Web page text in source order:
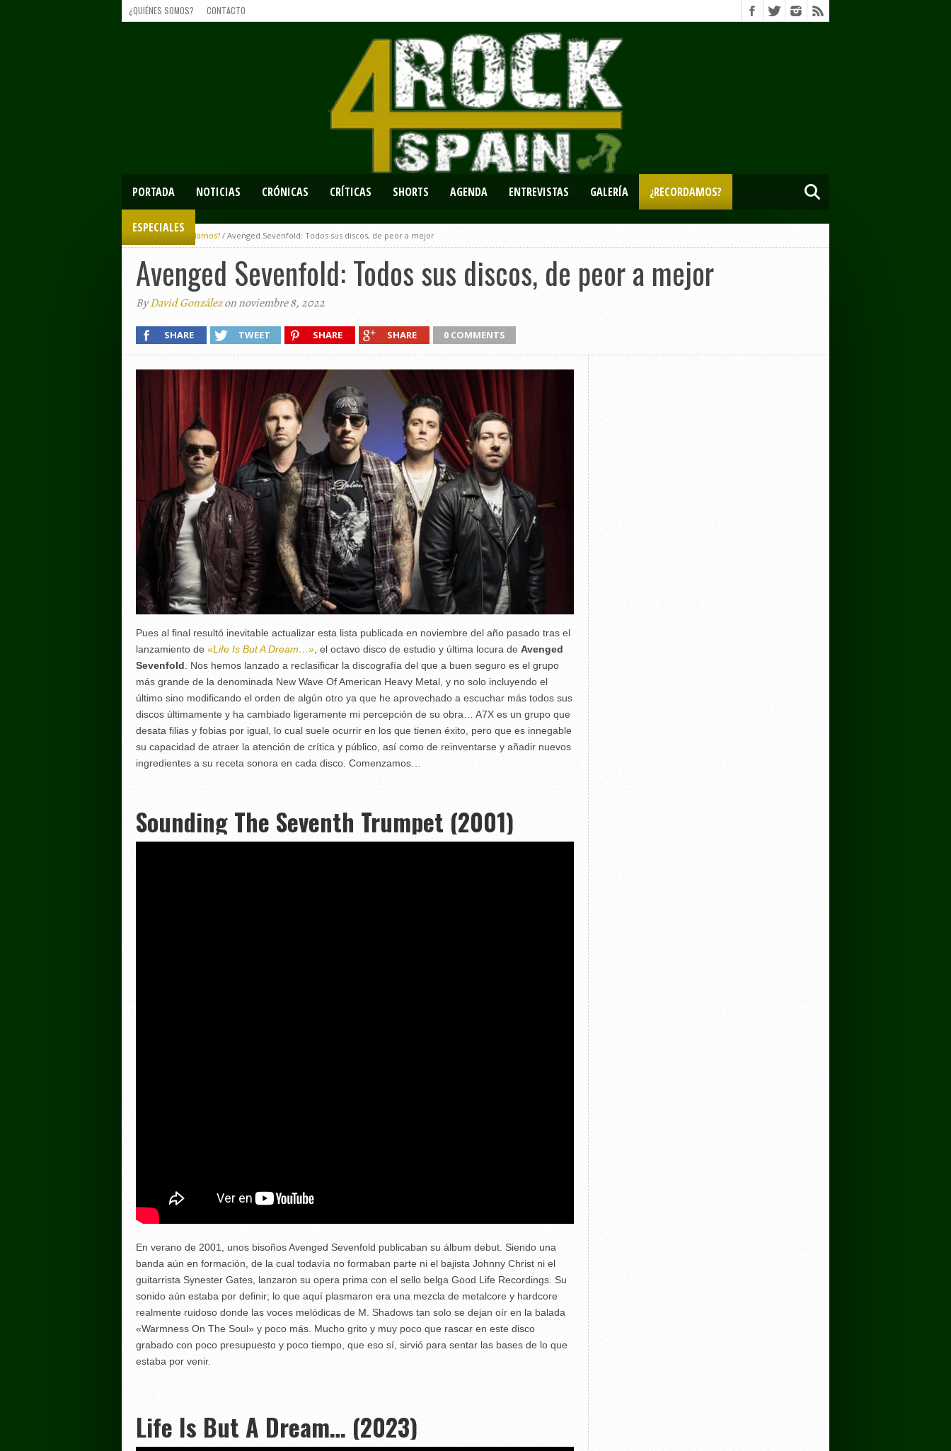
¿QUIÉNES SOMOS? CONTACTO
PORTADA NOTICIAS CRÓNICAS CRÍTICAS SHORTS AGENDA ENTREVISTAS GALERÍA ¿RECORDAMOS?
ESPECIALES
¿Recordamos? / Avenged Sevenfold: Todos sus discos, de peor a mejor
Avenged Sevenfold: Todos sus discos, de peor a mejor
ByDavid Gonzálezon noviembre 8, 2022
SHARE TWEET SHARE SHARE 0 COMMENTS
Pues al final resultó inevitable actualizar esta lista publicada en noviembre del año pasado tras el
lanzamiento de «Life Is But A Dream…», el octavo disco de estudio y última locura de Avenged
Sevenfold. Nos hemos lanzado a reclasificar la discografía del que a buen seguro es el grupo
más grande de la denominada New Wave Of American Heavy Metal, y no solo incluyendo el
último sino modificando el orden de algún otro ya que he aprovechado a escuchar más todos sus
discos últimamente y ha cambiado ligeramente mi percepción de su obra… A7X es un grupo que
desata filias y fobias por igual, lo cual suele ocurrir en los que tienen éxito, pero que es innegable
su capacidad de atraer la atención de crítica y público, así como de reinventarse y añadir nuevos
ingredientes a su receta sonora en cada disco. Comenzamos…
Sounding The Seventh Trumpet (2001)
En verano de 2001, unos bisoños Avenged Sevenfold publicaban su álbum debut. Siendo una
banda aún en formación, de la cual todavía no formaban parte ni el bajista Johnny Christ ni el
guitarrista Synester Gates, lanzaron su opera prima con el sello belga Good Life Recordings. Su
sonido aún estaba por definir; lo que aquí plasmaron era una mezcla de metalcore y hardcore
realmente ruidoso donde las voces melódicas de M. Shadows tan solo se dejan oír en la balada
«Warmness On The Soul» y poco más. Mucho grito y muy poco que rascar en este disco
grabado con poco presupuesto y poco tiempo, que eso sí, sirvió para sentar las bases de lo que
estaba por venir.
Life Is But A Dream… (2023)